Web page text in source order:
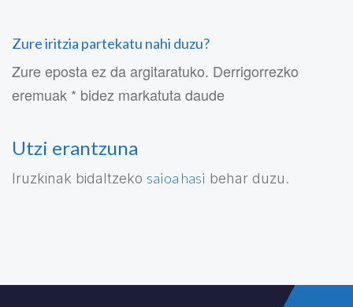
Zure iritzia partekatu nahi duzu?
Zure eposta ez da argitaratuko. Derrigorrezko
eremuak * bidez markatuta daude
Utzi erantzuna
Iruzkinak bidaltzeko saioa hasi behar duzu.